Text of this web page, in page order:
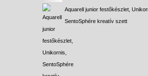
Aquarell junior festőkészlet,
SentoSphére kreatív szett